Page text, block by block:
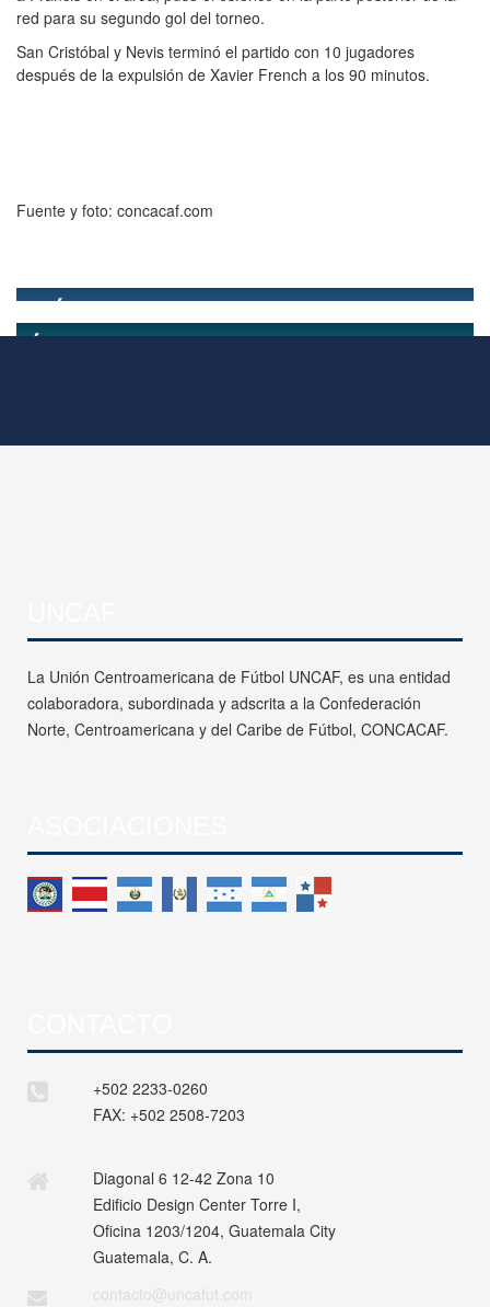
red para su segundo gol del torneo.
San Cristóbal y Nevis terminó el partido con 10 jugadores
después de la expulsión de Xavier French a los 90 minutos.
Fuente y foto: concacaf.com
La Unión Centroamericana de Fútbol UNCAF, es una entidad
colaboradora, subordinada y adscrita a la Confederación
Norte, Centroamericana y del Caribe de Fútbol, CONCACAF.
+502 2233-0260
FAX: +502 2508-7203
Diagonal 6 12-42 Zona 10
Edificio Design Center Torre I,
Oficina 1203/1204, Guatemala City
Guatemala, C. A.
contacto@uncafut.com